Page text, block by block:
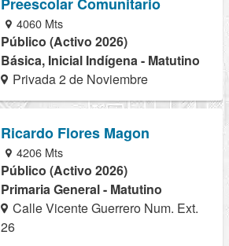
4060 Mts
Público (Activo 2026)
Básica, Inicial Indígena - Matutino
Privada 2 de Noviembre
Ricardo Flores Magon
4206 Mts
Público (Activo 2026)
Primaria General - Matutino
Calle Vicente Guerrero Num. Ext.
26